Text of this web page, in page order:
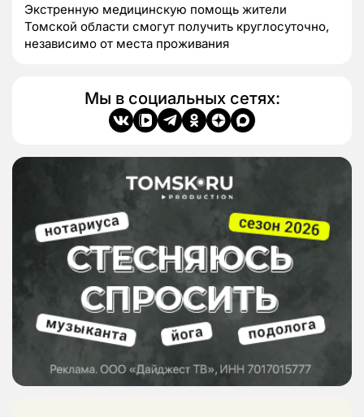
Экстренную медицинскую помощь жители
Томской области смогут получить круглосуточно,
независимо от места проживания
Мы в социальных сетях: